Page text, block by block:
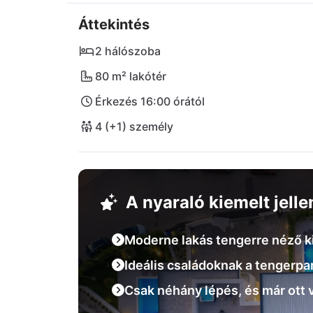
Élvezze a finom ételeket a közeli Pizzeria
és a Beach Bar vendéglőben. A rövid
felfedezésre, míg maga Krk a kulturális
családi vakáció!
Áttekintés
2 hálószoba
80 m² lakótér
Érkezés 16:00 órától
4 (+1) személy
A nyaraló kiemelt
Moderne lakás tengerre néző
Ideális családoknak a
Csak néhány lépés, és már ott